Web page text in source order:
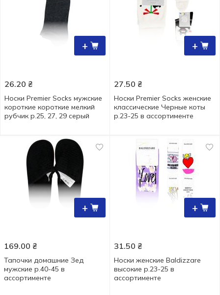
+
26.20 ₴
Носки Premier Socks мужские
короткие короткие мелкий
рубчик р.25, 27, 29 серый
+
27.50 ₴
Носки Premier Socks женские
классические Черные коты
р.23-25 в ассортименте
+
169.00 ₴
Тапочки домашние Зед
мужские р.40-45 в
ассортименте
+
31.50 ₴
Носки женские Baldizzare
высокие р.23-25 в
ассортименте